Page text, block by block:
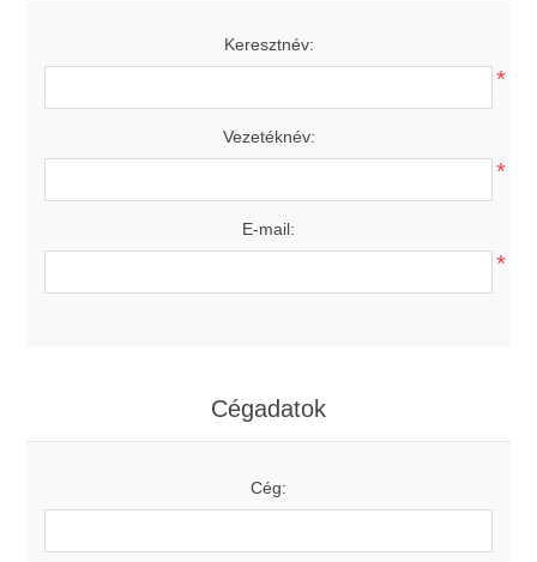
Keresztnév:
*
Vezetéknév:
*
E-mail:
*
Cégadatok
Cég: